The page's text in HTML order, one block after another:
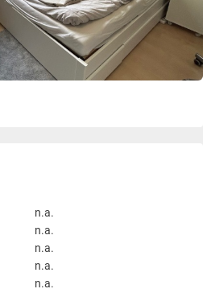
n.a.
n.a.
n.a.
n.a.
n.a.